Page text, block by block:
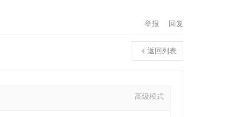
回复
举报
返回列表
高级模式